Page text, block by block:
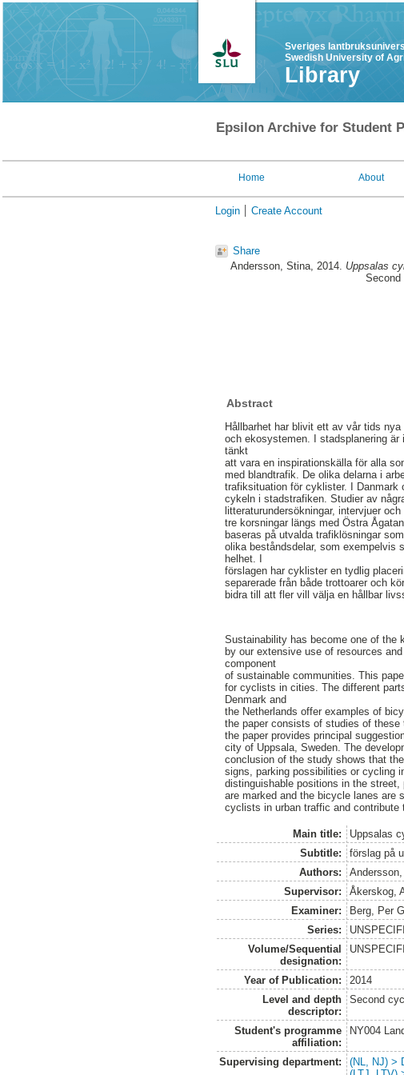
Sveriges
Swedish University of
Library
Epsilon Archive for Student
Home About
Login Create Account
Share
Andersson, Stina, 2014. Uppsalas
Second
Abstract
Hållbarhet har blivit ett av vår tids
och ekosystemen. I stadsplanering
tänkt
att vara en inspirationskälla för alla
med blandtrafik. De olika delarna i
trafiksituation för cyklister. I Danmark
cykeln i stadstrafiken. Studier av
litteraturundersökningar, intervjuer
tre korsningar längs med Östra
baseras på utvalda trafiklösningar
olika beståndsdelar, som exempelvis
helhet. I
förslagen har cyklister en tydlig
separerade från både trottoarer och
bidra till att fler vill välja en hållbar
Sustainability has become one of the
by our extensive use of resources
component
of sustainable communities. This
for cyclists in cities. The different
Denmark and
the Netherlands offer examples of
the paper consists of studies of
the paper provides principal
city of Uppsala, Sweden. The
conclusion of the study shows that
signs, parking possibilities or cycling
distinguishable positions in the
are marked and the bicycle lanes are
cyclists in urban traffic and contribute
Main title:
Uppsalas
Subtitle:
förslag på
Authors:
Supervisor:
Åkerskog,
Examiner:
Berg, Per G
Series:
Volume/Sequential
designation:
Year of Publication:
2014
Level and depth
descriptor:
Second
Student's programme
affiliation:
NY004
Supervising department:
(NL, NJ) >